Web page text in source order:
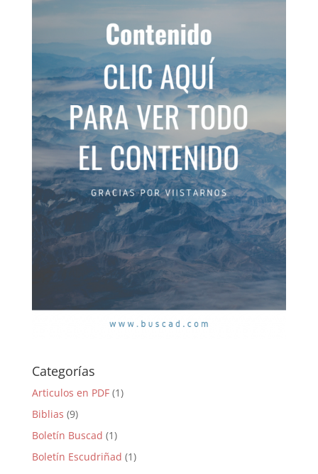
Categorías
Articulos en PDF(1)
Biblias (9)
Boletín Buscad (1)
Boletín Escudriñad (1)